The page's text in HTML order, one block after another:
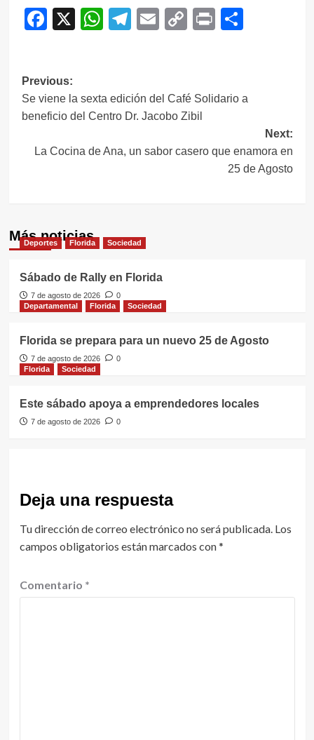
Facebook
X WhatsApp
Telegram
EmailCopy
Print
Navegación
de
Previous:
Se viene la sexta edición del Café Solidario a
beneficio del Centro Dr. Jacobo Zibil
Next:
La Cocina de Ana, un sabor casero que enamora en
25 de Agosto
Más noticias
Deportes Florida Sociedad
Sábado de Rally en Florida
7 de agosto de 2026
0
Departamental
Florida Sociedad
Florida se prepara para un nuevo 25 de Agosto
7 de agosto de 2026
0
Florida
Sociedad
Este sábado apoya a emprendedores locales
7 de agosto de 2026 0
Deja una respuesta
Tu dirección de correo electrónico no será publicada. Los
campos obligatorios están marcados con*
Comentario *